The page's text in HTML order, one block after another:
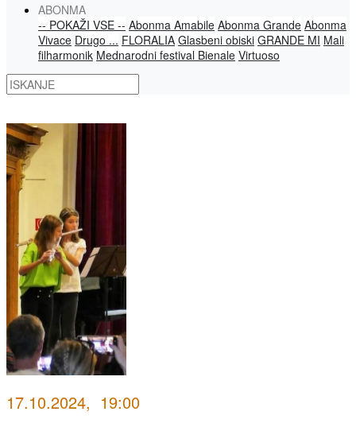
ABONMA
-- POKAŽI VSE -- Abonma Amabile Abonma Grande Abonma
Vivace Drugo ... FLORALIA Glasbeni obiski GRANDE MI Mali
filharmonik Mednarodni festival Bienale Virtuoso
17.10.2024, 19:00